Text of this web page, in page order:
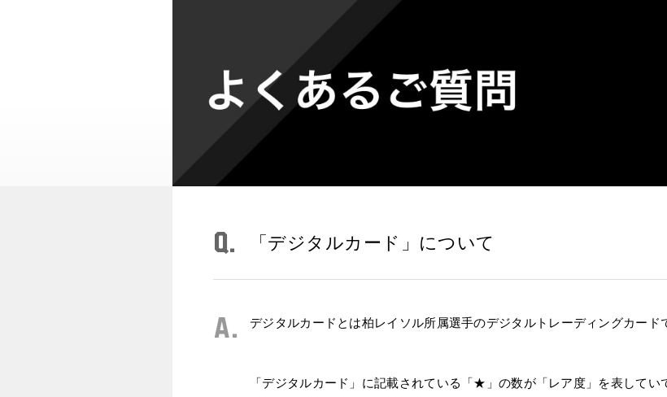
Q. 「デジタルカード」について
A. デジタルカードとは柏レイソル所属選手のデジタルトレーディングカード
「デジタルカード」に記載されている「★」の数が「レア度」を表して